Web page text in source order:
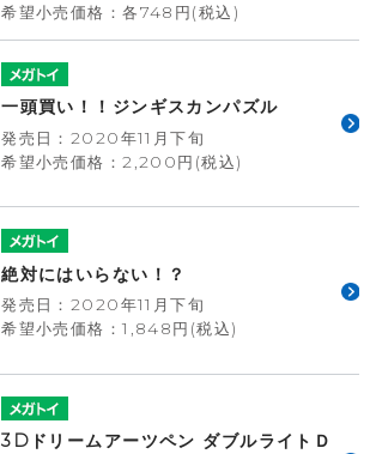
希望小売価格：各748円(税込)
一頭買い！！ジンギスカンパズル
発売日：2020年11月下旬
希望小売価格：2,200円(税込)
絶対にはいらない！？
発売日：2020年11月下旬
希望小売価格：1,848円(税込)
3Dドリームアーツペン ダブルライトＤ